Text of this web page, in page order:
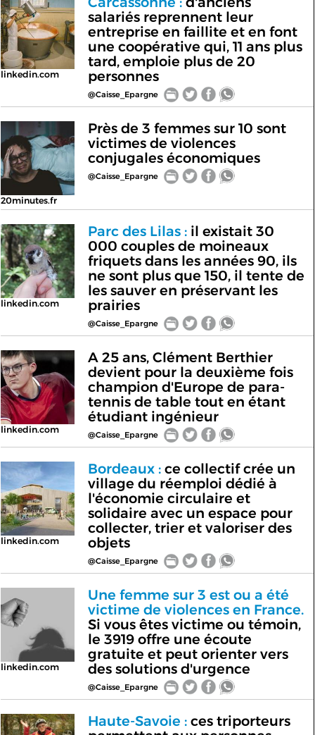
linkedin.com
salariés reprennent leur
entreprise en faillite et en font
une coopérative qui, 11 ans plus
tard, emploie plus de 20
personnes
@Caisse_Epargne
20minutes.fr
Près de 3 femmes sur 10 sont
victimes de violences
conjugales économiques
@Caisse_Epargne
linkedin.com
Parc des Lilas :il existait 30
000 couples de moineaux
friquets dans les années 90, ils
ne sont plus que 150, il tente de
les sauver en préservant les
prairies
@Caisse_Epargne
linkedin.com
A 25 ans, Clément Berthier
devient pour la deuxième fois
champion d'Europe de para-
tennis de table tout en étant
étudiant ingénieur
@Caisse_Epargne
linkedin.com
Bordeaux :ce collectif crée un
village du réemploi dédié à
l'économie circulaire et
solidaire avec un espace pour
collecter, trier et valoriser des
objets
@Caisse_Epargne
linkedin.com
Une femme sur 3 est ou a été
victime de violences en France.
Si vous êtes victime ou témoin,
le 3919 offre une écoute
gratuite et peut orienter vers
des solutions d'urgence
@Caisse_Epargne
Haute-Savoie :ces triporteurs